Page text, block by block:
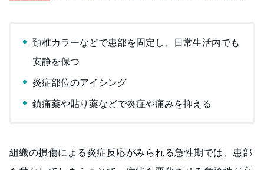
頚椎カラーなどで患部を固定し、日常生活内でも
安静を保つ
炎症部位のアイシング
鎮痛薬や貼り薬などで炎症や痛みを抑える
組織の損傷による炎症反応がみられる急性期では、患部